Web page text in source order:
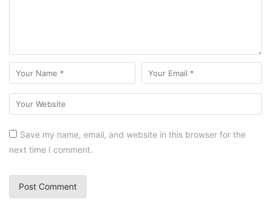
Save my name, email, and website in this browser for the
next time I comment.